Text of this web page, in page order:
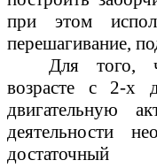
при этом
перешагивание,
Для того,
возрасте с 2-х
двигательную
деятельности
достаточный